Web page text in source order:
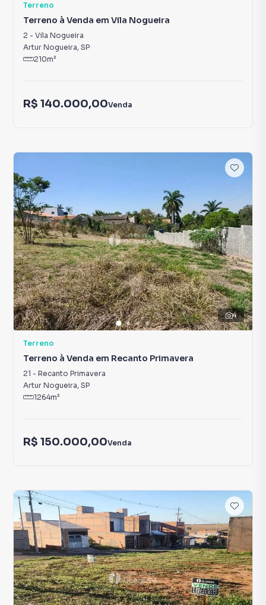
Terreno
Terreno à Venda em Vila Nogueira
2 - Vila Nogueira
Artur Nogueira, SP
210m²
R$ 140.000,00Venda
4
Terreno
Terreno à Venda em Recanto Primavera
21 - Recanto Primavera
Artur Nogueira, SP
1264m²
R$ 150.000,00Venda